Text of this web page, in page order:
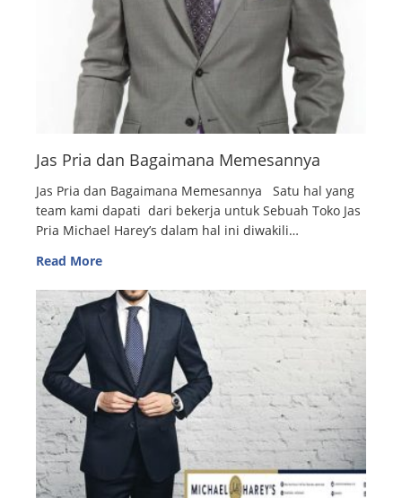
Jas Pria dan Bagaimana Memesannya
Jas Pria dan Bagaimana Memesannya Satu hal yang
team kami dapati dari bekerja untuk Sebuah Toko Jas
Pria Michael Harey’s dalam hal ini diwakili…
Read More